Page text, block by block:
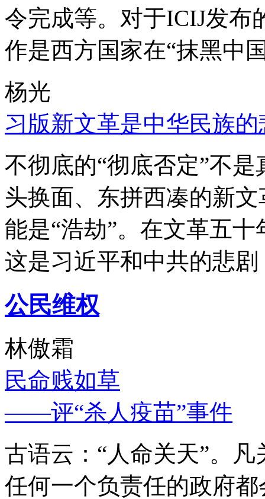
令完成等。对于ICIJ发布
作是西方国家在“抹黑中
杨光
习版新文革是中华民族的
不彻底的“彻底否定”不
头换面、东拼西凑的新
能是“浩劫”。在文革五
这是习近平和中共的悲
公民维权
林傲霜
民命贱如草
——评“杀人疫苗”事件
古语云：“人命关天”。
任何一个负责任的政府